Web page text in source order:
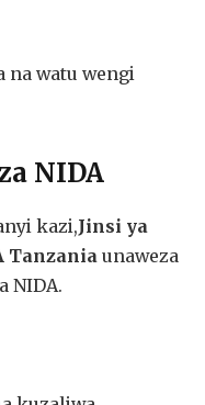
na watu wengi
NIDA
kazi,Jinsi ya
Tanzania unaweza
NIDA.